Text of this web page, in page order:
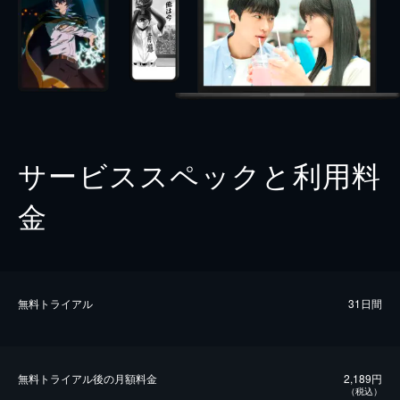
サービススペックと利用料
金
無料トライアル 31日間
無料トライアル後の⽉額料金 2,189円
（税込）